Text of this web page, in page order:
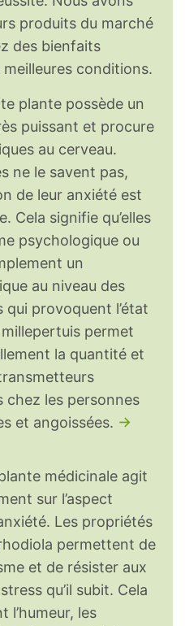
produits du marché
des bienfaits
conditions.
plante possède un
puissant et procure
au cerveau.
ne le savent pas,
de leur anxiété est
Cela signifie qu’elles
psychologique ou
un
au niveau des
provoquent l’état
millepertuis permet
la quantité et
les personnes
et angoissées. →
médicinale agit
sur l’aspect
Les propriétés
permettent de
et de résister aux
qu’il subit. Cela
l’humeur, les